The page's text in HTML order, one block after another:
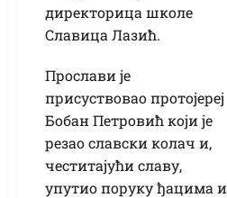
директорица школе
Славица Лазић.
Прослави је
присуствовао протојереј
Бобан Петровић који је
резао славски колач и,
честитајући славу,
упутио поруку ђацима и